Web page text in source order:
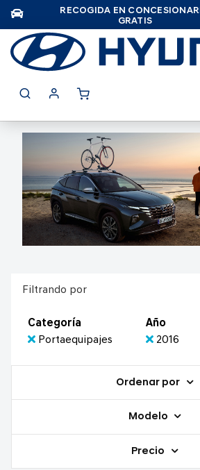
RECOGIDA EN
GRATIS
Filtrando por
Categoría
Portaequipajes
Año
2016
Ordenar por
Modelo
Precio